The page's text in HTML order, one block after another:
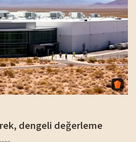
dengeli değerleme